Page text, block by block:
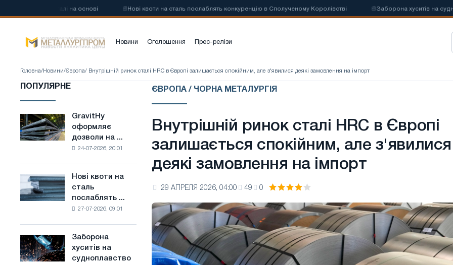
сталі на основі 📰Нові квоти на сталь послаблять конкуренцію в Сполученому Королівстві 📰Заборона хуситів на
Новини Оголошення Прес-релізи
Головна/ Новини/Європа/ Внутрішній ринок сталі HRC в Європі залишається спокійним, але з'явилися деякі замовлення на імпорт
ПОПУЛЯРНЕ
GravitHy
оформляє
дозволи
виробництва
на
основі
водню
у
GravitHy
оформляє
дозволи на ...
24-07-2026, 20:01
Нові
квоти
на
в
Сполученому
Нові квоти на
сталь
послаблять ...
27-07-2026, 09:01
Заборона
хуситів
на
Заборона
хуситів на
судноплавство
ЄВРОПА / ЧОРНА МЕТАЛУРГІЯ
Внутрішній ринок сталі HRC в Європі
залишається спокійним, але з'явилися
деякі замовлення на імпорт
29 АПРЕЛЯ 2026, 04:00 49 0